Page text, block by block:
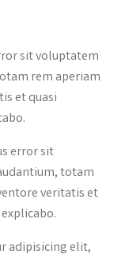
sit voluptatem
rem aperiam
et quasi
error sit
totam
veritatis et
adipisicing elit,